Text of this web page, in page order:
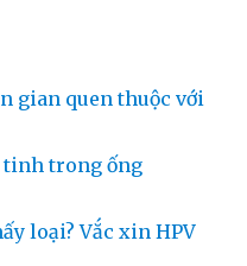
gian quen thuộc với
tinh trong ống
loại? Vắc xin HPV